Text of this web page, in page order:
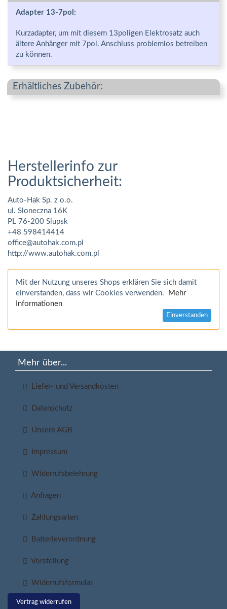
Adapter 13-7pol:
Kurzadapter, um mit diesem 13poligen Elektrosatz auch
ältere Anhänger mit 7pol. Anschluss problemlos betreiben
zu können.
Erhältliches Zubehör:
Herstellerinfo zur
Produktsicherheit:
Auto-Hak Sp. z o.o.
ul. Sloneczna 16K
PL 76-200 Slupsk
+48 598414414
office@autohak.com.pl
http://www.autohak.com.pl
Mit der Nutzung unseres Shops erklären Sie sich damit
einverstanden, dass wir Cookies verwenden.
Mehr
Informationen
Einverstanden
Mehr über...
Liefer- und Versandkosten
Datenschutz
Unsere AGB
Impressum
Widerrufsbelehrung
Anfragen
Zahlungsarten
Batterieverordnung
Vorstellung
Widerrufsformular
Vertrag widerrufen